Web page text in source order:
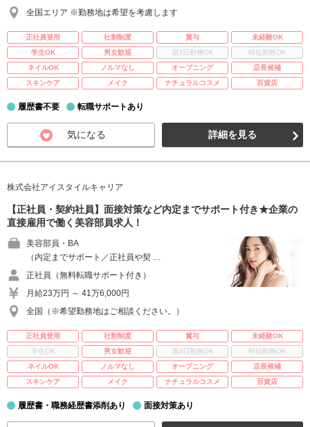
全国エリア ※勤務地は希望を考慮します
正社員登用 社割制度 賞与
未経験OK
学生OK
男女歓迎 週3日勤務OK
時短勤務OK
ネイルOK
ノルマなし オープニング
店長候補
スキンケア
メイク ナチュラルコスメ 百貨店
履歴書不要 転職サポートあり
気になる 詳細を見る
株式会社アイスタイルキャリア
【正社員・契約社員】面接対策など内定までサポート付き★企業の
直接雇用で働く美容部員求人！
美容部員・BA
（内定までサポート／正社員や契 …
正社員（無料転職サポート付き）
月給23万円 ～ 41万6,000円
全国（※希望勤務地はご相談ください。）
正社員登用 社割制度 賞与
未経験OK
学生OK
男女歓迎 週3日勤務OK
時短勤務OK
ネイルOK
ノルマなし オープニング
店長候補
スキンケア
メイク ナチュラルコスメ 百貨店
履歴書・職務経歴書添削あり 面接対策あり